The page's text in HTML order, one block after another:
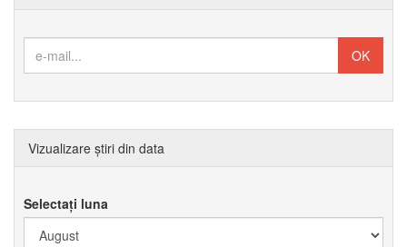
Vizualizare știri din data
Selectați luna